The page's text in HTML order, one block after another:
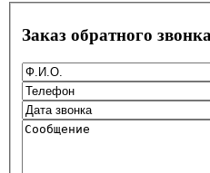
Заказ обратного